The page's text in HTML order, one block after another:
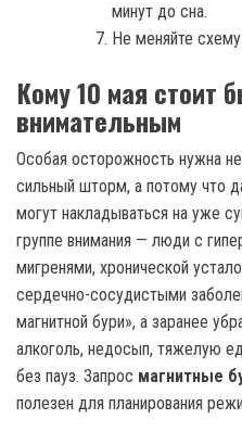
минут до сна.
Не меняйте
Кому 10 мая стоит
внимательным
Особая осторожность нужна
сильный шторм, а потому что
могут накладываться на уже
группе внимания — люди с
мигренями, хронической
сердечно-сосудистыми
магнитной бури», а заранее
алкоголь, недосып, тяжелую
без пауз. Запрос магнитные
полезен для планирования